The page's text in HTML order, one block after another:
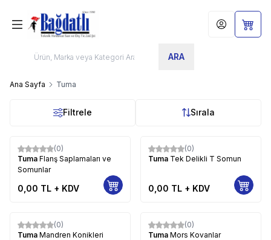
ARA
Hesabım
Ana Sayfa Tuma
Filtrele Sırala
(0)
Tuma Flanş Saplamaları ve
Somunlar
0,00 TL + KDV
(0)
Tuma Tek Delikli T Somun
0,00 TL + KDV
(0)
Tuma Mandren Konikleri
(0)
Tuma Mors Kovanlar